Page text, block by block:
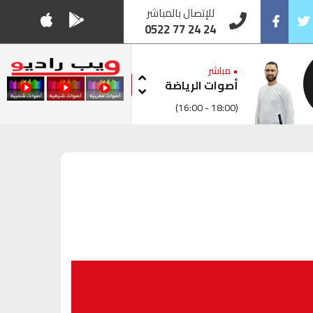
Facebook
للإتصال بالمباشر
0522 77 24 24
• مباشر
أصوات الرياضة
(16:00 - 18:00)